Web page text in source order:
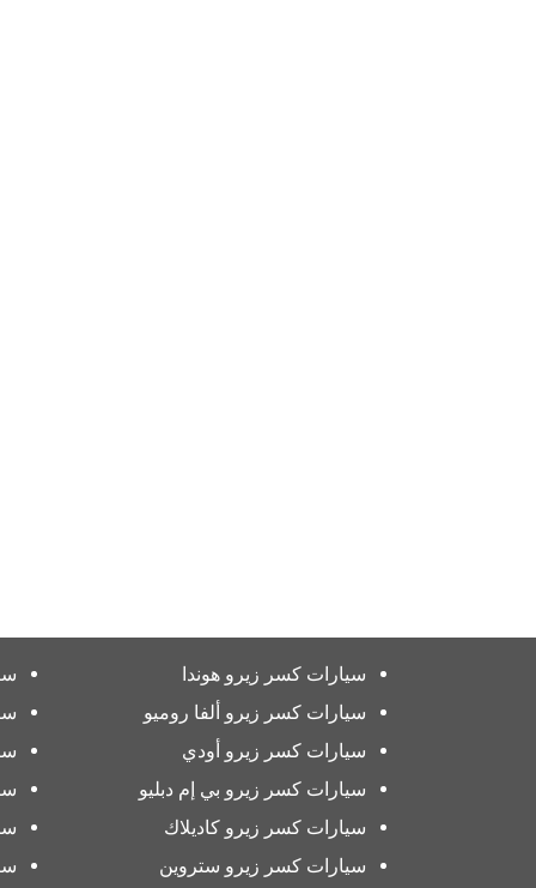
سيارات كسر زيرو هوندا
سيارات كسر زيرو ألفا روميو
سيارات كسر زيرو أودي
سيارات كسر زيرو بي إم دبليو
سيارات كسر زيرو كاديلاك
سيارات كسر زيرو ستروين